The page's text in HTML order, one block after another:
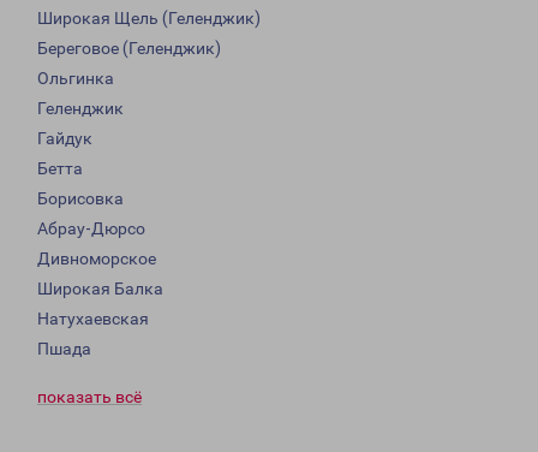
Широкая Щель (Геленджик)
Береговое (Геленджик)
Ольгинка
Геленджик
Гайдук
Бетта
Борисовка
Абрау-Дюрсо
Дивноморское
Широкая Балка
Натухаевская
Пшада
показать всё